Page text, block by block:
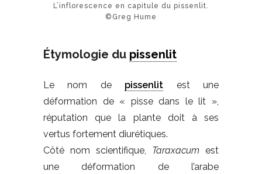
L’inflorescence en capitule du pissenlit.
©Greg Hume
Étymologie du pissenlit
Le nom de pissenlit est une
déformation de « pisse dans le lit »,
réputation que la plante doit à ses
vertus fortement diurétiques.
Côté nom scientifique, Taraxacum est
une déformation de l’arabe